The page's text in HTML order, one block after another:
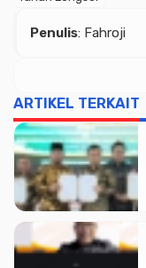
Penulis: Fahroji
ARTIKEL TERKAIT